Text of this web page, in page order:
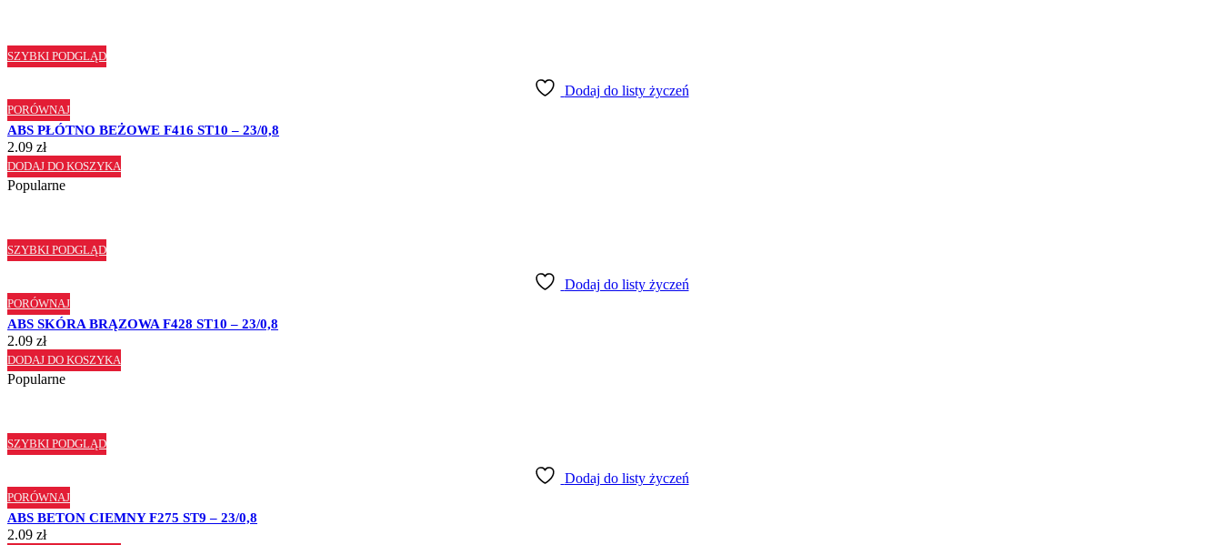
SZYBKI PODGLĄD
Dodaj do listy życzeń
PORÓWNAJ
ABS PŁÓTNO BEŻOWE F416 ST10 – 23/0,8
2.09 zł
DODAJ DO KOSZYKA
Popularne
SZYBKI PODGLĄD
Dodaj do listy życzeń
PORÓWNAJ
ABS SKÓRA BRĄZOWA F428 ST10 – 23/0,8
2.09 zł
DODAJ DO KOSZYKA
Popularne
SZYBKI PODGLĄD
Dodaj do listy życzeń
PORÓWNAJ
ABS BETON CIEMNY F275 ST9 – 23/0,8
2.09 zł